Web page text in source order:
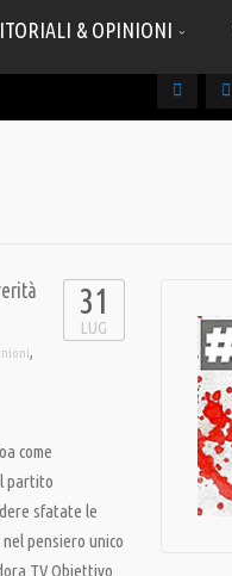
& OPINIONI
,
31
LUG
come
partito
sfatate le
pensiero unico
TV Obiettivo